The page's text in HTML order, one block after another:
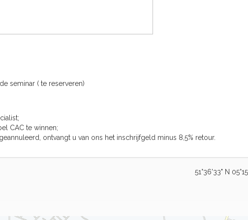
seminar ( te reserveren)
CAC te winnen;
ontvangt u van ons het inschrijfgeld minus 8,5% retour.
51°36'33" N